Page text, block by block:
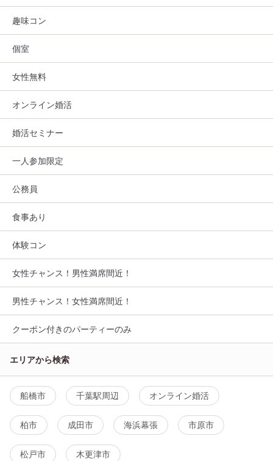
趣味コン
個室
女性無料
オンライン婚活
婚活セミナー
一人参加限定
公務員
食事あり
体験コン
女性チャンス！男性満席間近！
男性チャンス！女性満席間近！
クーポン付きのパーティーのみ
エリアから検索
船橋市 千葉駅周辺 オンライン婚活
柏市 成田市 海浜幕張 市原市
松戸市 木更津市